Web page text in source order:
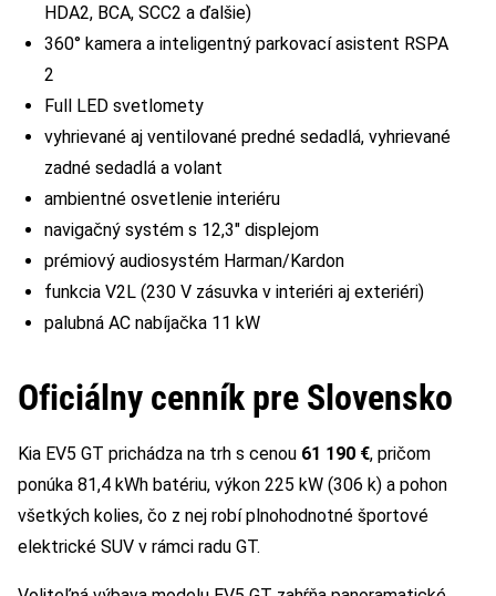
HDA2, BCA, SCC2 a ďalšie)
360° kamera a inteligentný parkovací asistent RSPA
2
Full LED svetlomety
vyhrievané aj ventilované predné sedadlá, vyhrievané
zadné sedadlá a volant
ambientné osvetlenie interiéru
navigačný systém s 12,3″ displejom
prémiový audiosystém Harman/Kardon
funkcia V2L (230 V zásuvka v interiéri aj exteriéri)
palubná AC nabíjačka 11 kW
Oficiálny cenník pre Slovensko
Kia EV5 GT prichádza na trh s cenou 61 190 €, pričom
ponúka 81,4 kWh batériu, výkon 225 kW (306 k) a pohon
všetkých kolies, čo z nej robí plnohodnotné športové
elektrické SUV v rámci radu GT.